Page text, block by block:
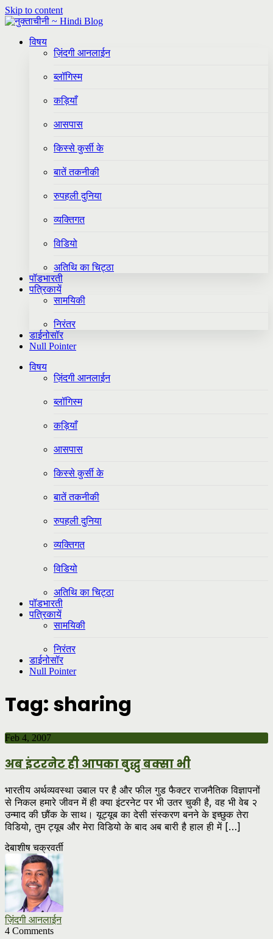
Skip to content
विषय
ज़िंदगी आनलाईन
ब्लॉगिस्म
कड़ियाँ
आसपास
किस्से कुर्सी के
बातें तकनीकी
रुपहली दुनिया
व्यक्तिगत
विडियो
अतिथि का चिट्ठा
पॉडभारती
पत्रिकायें
सामयिकी
निरंतर
डाईनोसॉर
Null Pointer
विषय
ज़िंदगी आनलाईन
ब्लॉगिस्म
कड़ियाँ
आसपास
किस्से कुर्सी के
बातें तकनीकी
रुपहली दुनिया
व्यक्तिगत
विडियो
अतिथि का चिट्ठा
पॉडभारती
पत्रिकायें
सामयिकी
निरंतर
डाईनोसॉर
Null Pointer
Tag: sharing
Feb 4, 2007
अब इंटरनेट ही आपका बुद्धु बक्सा भी
भारतीय अर्थव्यवस्था उबाल पर है और फील गुड फैक्टर राजनैतिक विज्ञापनों
से निकल हमारे जीवन में ही क्या इंटरनेट पर भी उतर चुकी है, वह भी वेब २
उन्माद की छौंक के साथ। यूट्यूब का देसी संस्करण बनने के इच्छुक तेरा
विडियो, तुम ट्यूब और मेरा विडियो के बाद अब बारी है हाल ही में […]
देबाशीष चक्रवर्ती
ज़िंदगी आनलाईन
4 Comments